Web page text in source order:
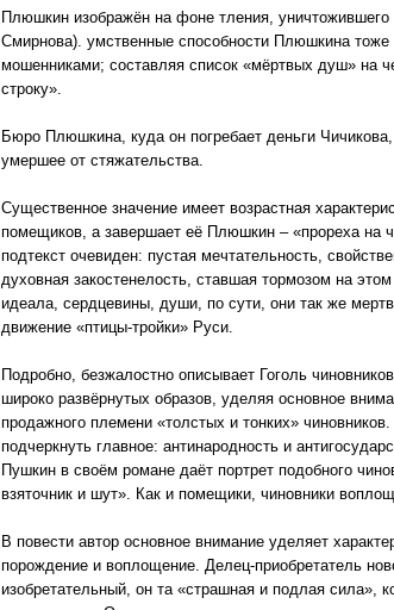
Плюшкин изображён на фоне тления, уничтожившего
Смирнова). умственные способности Плюшкина тоже
мошенниками; составляя список «мёртвых душ» на
строку».
Бюро Плюшкина, куда он погребает деньги
умершее от стяжательства.
Существенное значение имеет возрастная
помещиков, а завершает её Плюшкин – «прореха на
подтекст очевиден: пустая мечтательность,
духовная закостенелость, ставшая тормозом на
идеала, сердцевины, души, по сути, они так же
движение «птицы-тройки» Руси.
Подробно, безжалостно описывает Гоголь
широко развёрнутых образов, уделяя основное
продажного племени «толстых и тонких»
подчеркнуть главное: антинародность и
Пушкин в своём романе даёт портрет подобного
взяточник и шут». Как и помещики, чиновники
В повести автор основное внимание уделяет
порождение и воплощение. Делец-приобретатель
изобретательный, он та «страшная и подлая сила»,